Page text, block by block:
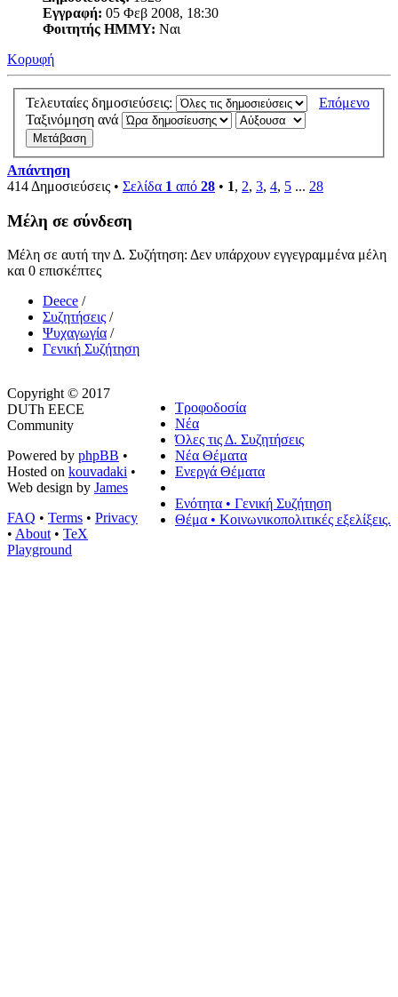
Εγγραφή: 05 Φεβ 2008, 18:30
Φοιτητής ΗΜΜΥ: Ναι
Κορυφή
Επόμενο
Τελευταίες δημοσιεύσεις:
Ταξινόμηση ανά
Απάντηση
414 Δημοσιεύσεις • Σελίδα 1 από 28 • 1, 2, 3, 4, 5 ... 28
Μέλη σε σύνδεση
Μέλη σε αυτή την Δ. Συζήτηση: Δεν υπάρχουν εγγεγραμμένα μέλη
και 0 επισκέπτες
Deece /
Συζητήσεις /
Ψυχαγωγία /
Γενική Συζήτηση
Τροφοδοσία
Νέα
Όλες τις Δ. Συζητήσεις
Νέα Θέματα
Ενεργά Θέματα
Ενότητα • Γενική Συζήτηση
Θέμα • Κοινωνικοπολιτικές εξελίξεις.
Copyright © 2017
DUTh EECE
Community
Powered by phpBB •
Hosted on kouvadaki •
Web design by James
FAQ • Terms • Privacy
• About • TeX
Playground